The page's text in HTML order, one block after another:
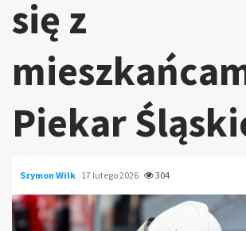
się z
Piekar
Szymon Wilk 17 lutego 2026 304